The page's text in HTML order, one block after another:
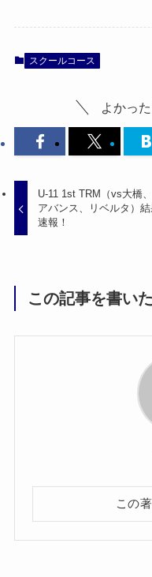
スクールコース
よかっ
U-11 1st TRM（vs大橋、
アバンス、リベルタ）
速報！
この記事を書い
この